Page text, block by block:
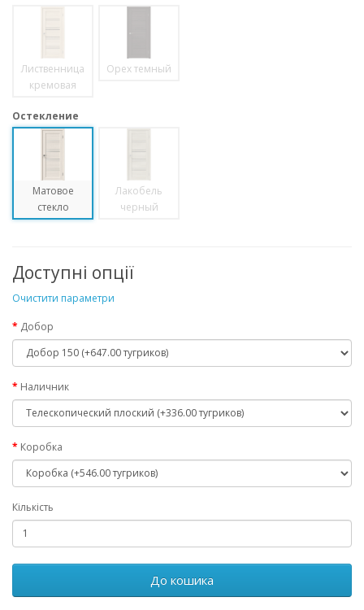
Лиственница
кремовая
Орех темный
Остекление
Матовое
стекло
Лакобель
черный
Доступні опції
Очистити параметри
Добор
Наличник
Коробка
Кількість
До кошика